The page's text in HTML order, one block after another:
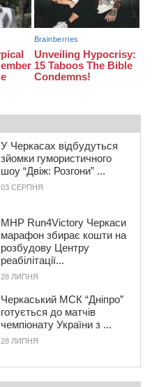
У Черкасах відбудуться
зйомки гумористичного
шоу “Двіж: Розгони” ...
03 СЕРПНЯ
MHP Run4Victory Черкаси
марафон збирає кошти на
розбудову Центру
реабілітації...
28 ЛИПНЯ
Черкаський МСК “Дніпро”
готується до матчів
чемпіонату України з ...
28 ЛИПНЯ